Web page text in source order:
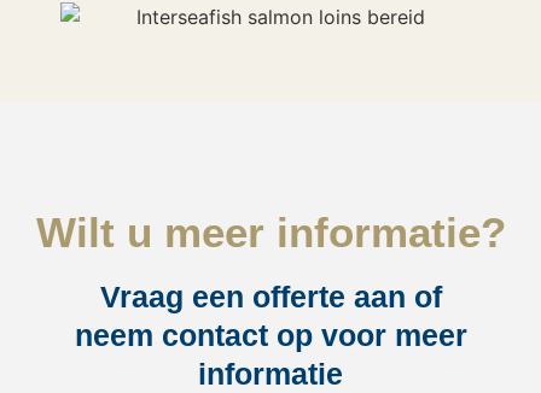
Wilt u meer informatie?
Vraag een offerte aan of
neem contact op voor meer
informatie